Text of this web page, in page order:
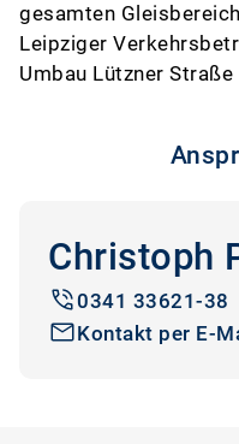
gesamten
Leipziger
Umbau Lützner Straße
Christoph
0341 33621-38
Kontakt per E-